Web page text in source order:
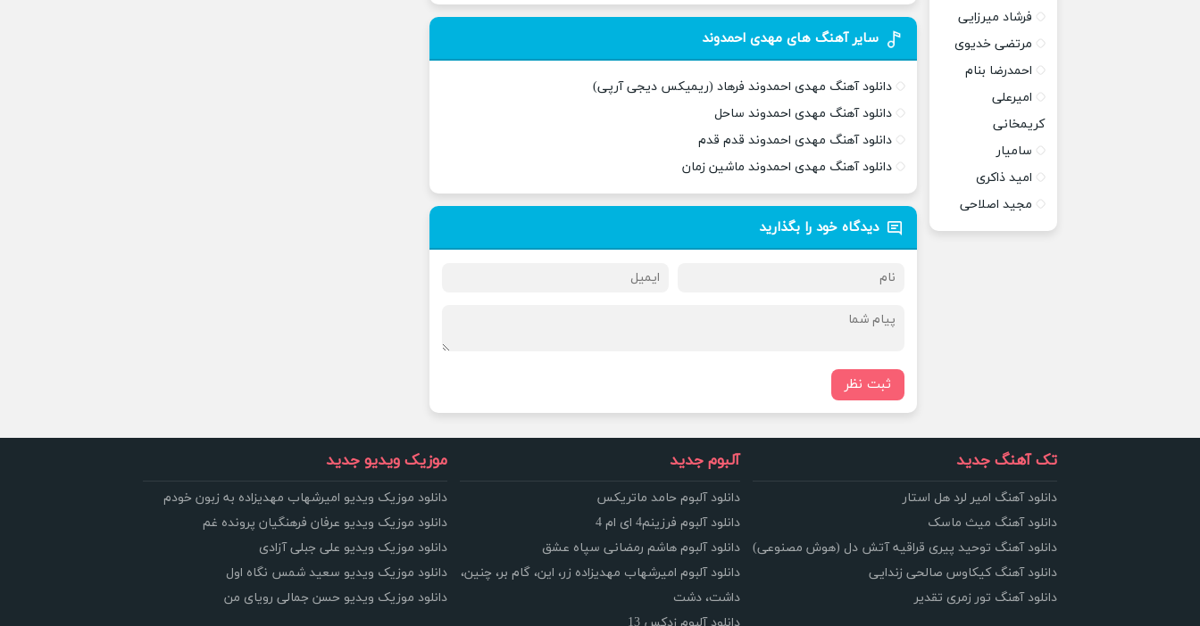
سایر آهنگ های مهدی احمدوند
دانلود آهنگ مهدی احمدوند فرهاد (ریمیکس دیجی آرپی)
دانلود آهنگ مهدی احمدوند ساحل
دانلود آهنگ مهدی احمدوند قدم قدم
دانلود آهنگ مهدی احمدوند ماشین زمان
دیدگاه خود را بگذارید
ثبت نظر
فرشاد میرزایی
مرتضی خدیوی
احمدرضا بنام
امیرعلی
کریمخانی
سامیار
امید ذاکری
مجید اصلاحی
تک آهنگ جدید
دانلود آهنگ امیر لرد هل استار
دانلود آهنگ میث ماسک
دانلود آهنگ توحید پیری قراقیه آتش دل (هوش مصنوعی)
دانلود آهنگ کیکاوس صالحی زندایی
دانلود آهنگ تور زمری تقدیر
آلبوم جدید
دانلود آلبوم حامد ماتریکس
دانلود آلبوم فرزینم4 ای ام 4
دانلود آلبوم هاشم رمضانی سپاه عشق
دانلود آلبوم امیرشهاب مهدیزاده زر، این، گام بر، چنین،
داشت، دشت
دانلود آلبوم زدکس 13
موزیک ویدیو جدید
دانلود موزیک ویدیو امیرشهاب مهدیزاده به زبون خودم
دانلود موزیک ویدیو عرفان فرهنگیان پرونده غم
دانلود موزیک ویدیو علی جبلی آزادی
دانلود موزیک ویدیو سعید شمس نگاه اول
دانلود موزیک ویدیو حسن جمالی رویای من